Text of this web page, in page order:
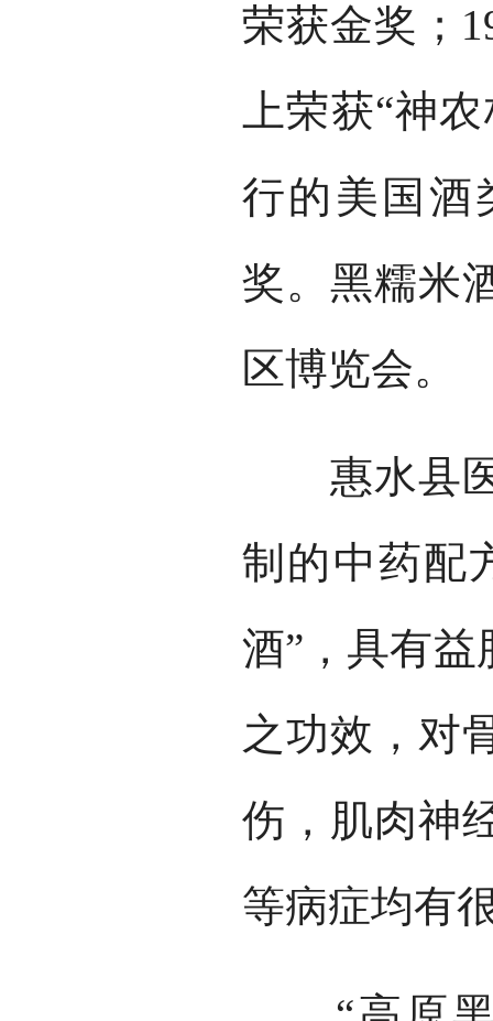
荣获金奖；
上荣获“神
行的美国酒
奖。黑糯米
区博览会。
惠水县医
制的中药配
酒”，具有
之功效，对
伤，肌肉神
等病症均有